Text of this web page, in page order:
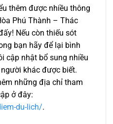
thêm được nhiều thông
Phú Thành – Thác
Nếu còn thiếu sót
bạn hãy để lại bình
cập nhật bổ sung nhiều
khác được biết.
những địa chỉ tham
ở đây:
du-lich/.